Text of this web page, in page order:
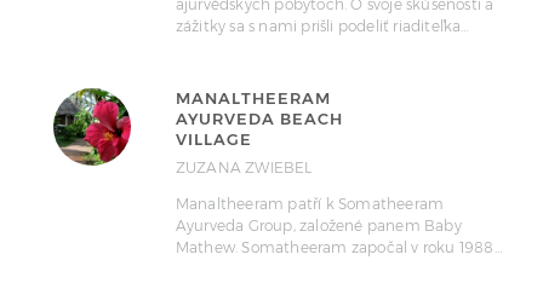
ajurvédskych pobytoch. O svoje skúsenosti a
zážitky sa s nami prišli podeliť riaditeľka…
MANALTHEERAM
AYURVEDA BEACH
VILLAGE
ZUZANA ZWIEBEL
Manaltheeram patří k Somatheeram
Ayurveda Group, založené panem Baby
Mathew. Somatheeram započal v roku 1988…